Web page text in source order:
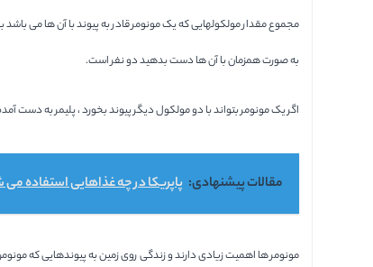
مجموع مقدار مولکولهایی که یک مونومر قادر به پیوند با آن ها می
به صورت همزمان با آن ها دست بدهید دو نفر است.
اگر یک مونومر بتواند با دو مولکول دیگر پیوند بخورد ، پلیمر به دست
مقالات پیشنهادی: پاپریکا در چه غذاهایی استفاده
مونومر ها اهمیت زیادی دارند و زندگی روی زمین به پیوندهایی که